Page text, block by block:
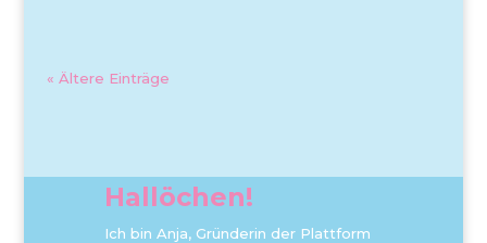
« Ältere Einträge
Hallöchen!
Ich bin Anja, Gründerin der Plattform